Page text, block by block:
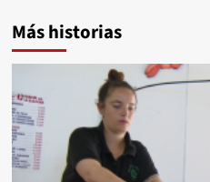
Más historias